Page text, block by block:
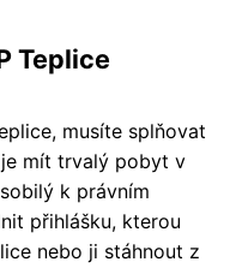
Teplice
musíte splňovat
mít trvalý pobyt v
k právním
přihlášku, kterou
nebo ji stáhnout z